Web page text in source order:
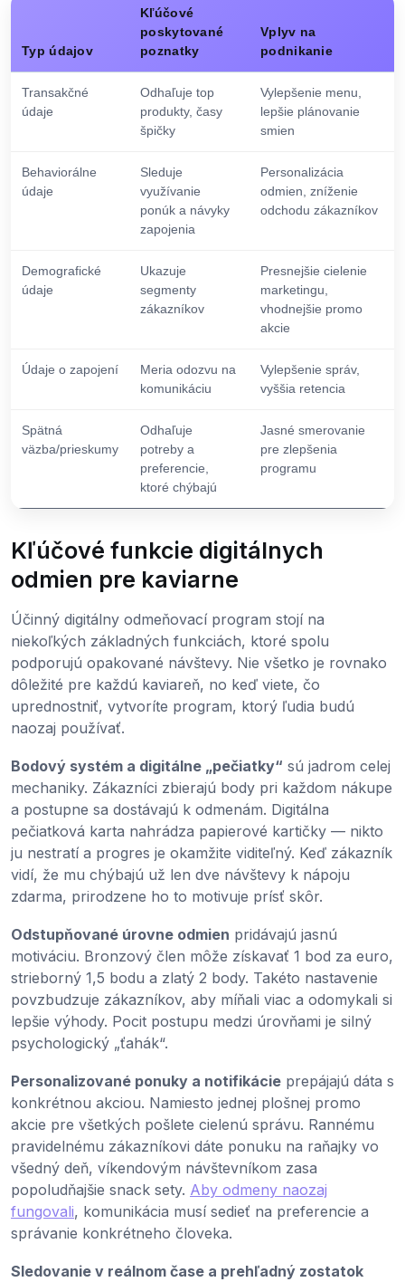
Typ údajov
Kľúčové
poskytované
poznatky
Vplyv na
podnikanie
Transakčné
údaje
Odhaľuje top
produkty, časy
špičky
Vylepšenie menu,
lepšie plánovanie
smien
Behaviorálne
údaje
Sleduje
využívanie
ponúk a návyky
zapojenia
Personalizácia
odmien, zníženie
odchodu zákazníkov
Demografické
údaje
Ukazuje
segmenty
zákazníkov
Presnejšie cielenie
marketingu,
vhodnejšie promo
akcie
Údaje o zapojení
Meria odozvu na
komunikáciu
Vylepšenie správ,
vyššia retencia
Spätná
väzba/prieskumy
Odhaľuje
potreby a
preferencie,
ktoré chýbajú
Jasné smerovanie
pre zlepšenia
programu
Kľúčové funkcie digitálnych
odmien pre kaviarne
Účinný digitálny odmeňovací program stojí na
niekoľkých základných funkciách, ktoré spolu
podporujú opakované návštevy. Nie všetko je rovnako
dôležité pre každú kaviareň, no keď viete, čo
uprednostniť, vytvoríte program, ktorý ľudia budú
naozaj používať.
Bodový systém a digitálne „pečiatky“ sú jadrom celej
mechaniky. Zákazníci zbierajú body pri každom nákupe
a postupne sa dostávajú k odmenám. Digitálna
pečiatková karta nahrádza papierové kartičky — nikto
ju nestratí a progres je okamžite viditeľný. Keď zákazník
vidí, že mu chýbajú už len dve návštevy k nápoju
zdarma, prirodzene ho to motivuje prísť skôr.
Odstupňované úrovne odmien pridávajú jasnú
motiváciu. Bronzový člen môže získavať 1 bod za euro,
strieborný 1,5 bodu a zlatý 2 body. Takéto nastavenie
povzbudzuje zákazníkov, aby míňali viac a odomykali si
lepšie výhody. Pocit postupu medzi úrovňami je silný
psychologický „ťahák“.
Personalizované ponuky a notifikácie prepájajú dáta s
konkrétnou akciou. Namiesto jednej plošnej promo
akcie pre všetkých pošlete cielenú správu. Rannému
pravidelnému zákazníkovi dáte ponuku na raňajky vo
všedný deň, víkendovým návštevníkom zasa
popoludňajšie snack sety. Aby odmeny naozaj
fungovali, komunikácia musí sedieť na preferencie a
správanie konkrétneho človeka.
Sledovanie v reálnom čase a prehľadný zostatok